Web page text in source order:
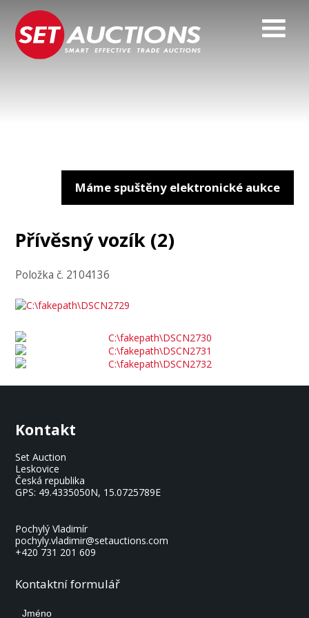
Máme spuštěny elektronické aukce
Přívěsný vozík (2)
Položka č. 2104136
Kontakt
Set Auction
Leskovice
Česká republika
GPS: 49.4335050N, 15.0725789E
Pochylý Vladimír
pochyly.vladimir@setauctions.com
+420 731 201 609
Kontaktní formulář